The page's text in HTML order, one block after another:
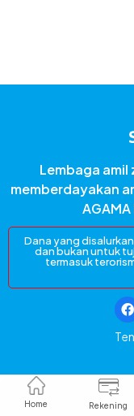
Lembaga
memberdayakan
AGAMA
Dana yang
dan bukan untuk
termasuk
F
a
c
e
o
Home Rekening